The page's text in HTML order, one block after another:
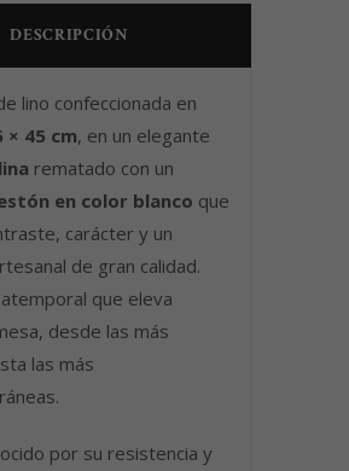
DESCRIPCIÓN
lino confeccionada en
× 45 cm, en un elegante
rematado con un
en color blanco que
carácter y un
de gran calidad.
que eleva
desde las más
las más
por su resistencia y